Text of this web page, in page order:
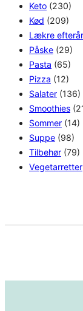
Keto (230)
Kød (209)
Lækre
Påske (29)
Pasta (65)
Pizza (12)
Salater (136)
Smoothies
Sommer (14)
Suppe (98)
Tilbehør (79)
Vegetarretter